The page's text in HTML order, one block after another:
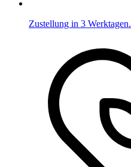
Zustellung in 3 Werktagen.